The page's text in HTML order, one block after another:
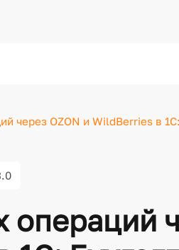
через OZON и WildBerries в
операций